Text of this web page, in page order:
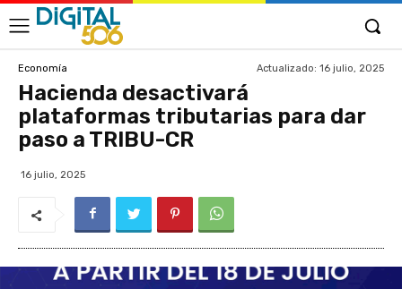
Economía Actualizado: 16 julio, 2025
Hacienda desactivará
plataformas tributarias para dar
paso a TRIBU-CR
16 julio, 2025